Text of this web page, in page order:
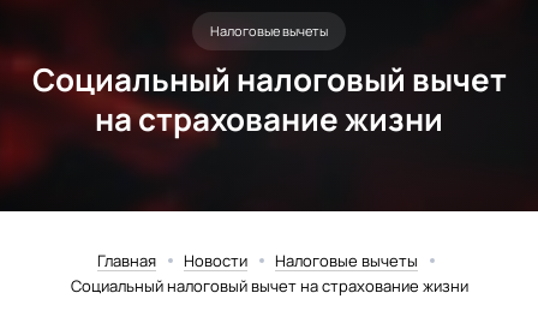
Налоговые вычеты
Социальный налоговый вычет
на страхование жизни
Главная Новости
Налоговые вычеты
Социальный налоговый вычет на страхование жизни